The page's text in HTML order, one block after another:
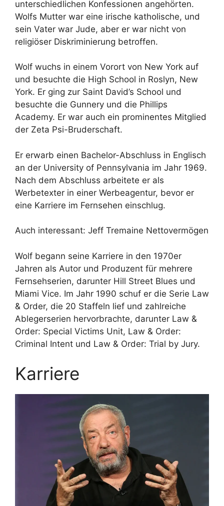
unterschiedlichen Konfessionen angehörten.
Wolfs Mutter war eine irische katholische, und
sein Vater war Jude, aber er war nicht von
religiöser Diskriminierung betroffen.
Wolf wuchs in einem Vorort von New York auf
und besuchte die High School in Roslyn, New
York. Er ging zur Saint David’s School und
besuchte die Gunnery und die Phillips
Academy. Er war auch ein prominentes Mitglied
der Zeta Psi-Bruderschaft.
Er erwarb einen Bachelor-Abschluss in Englisch
an der University of Pennsylvania im Jahr 1969.
Nach dem Abschluss arbeitete er als
Werbetexter in einer Werbeagentur, bevor er
eine Karriere im Fernsehen einschlug.
Auch interessant: Jeff Tremaine Nettovermögen
Wolf begann seine Karriere in den 1970er
Jahren als Autor und Produzent für mehrere
Fernsehserien, darunter Hill Street Blues und
Miami Vice. Im Jahr 1990 schuf er die Serie Law
& Order, die 20 Staffeln lief und zahlreiche
Ablegerserien hervorbrachte, darunter Law &
Order: Special Victims Unit, Law & Order:
Criminal Intent und Law & Order: Trial by Jury.
Karriere